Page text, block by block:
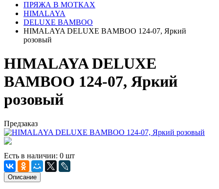
ПРЯЖА В МОТКАХ
HIMALAYA
DELUXE BAMBOO
HIMALAYA DELUXE BAMBOO 124-07, Яркий
розовый
HIMALAYA DELUXE
BAMBOO 124-07, Яркий
розовый
Предзаказ
Есть в наличии: 0 шт
Описание